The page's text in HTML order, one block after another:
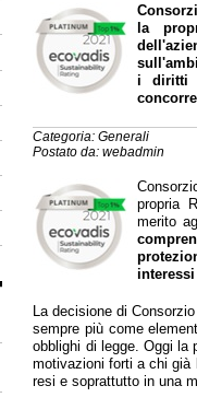
la
i diritti
Categoria: Generali
Postato da: webadmin
propria
merito
La decisione di
sempre più come
obblighi di legge. Oggi la
motivazioni forti a chi già
resi e soprattutto in una